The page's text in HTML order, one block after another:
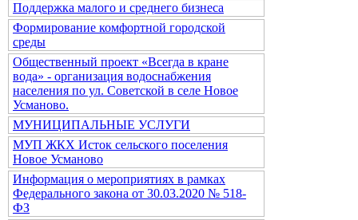
Поддержка малого и среднего бизнеса
Формирование комфортной городской
среды
Общественный проект «Всегда в кране
вода» - организация водоснабжения
населения по ул. Советской в селе Новое
Усманово.
МУНИЦИПАЛЬНЫЕ УСЛУГИ
МУП ЖКХ Исток сельского поселения
Новое Усманово
Информация о мероприятиях в рамках
Федерального закона от 30.03.2020 № 518-
ФЗ